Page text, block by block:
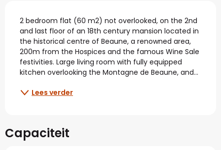
Beschrijving
2 bedroom flat (60 m2) not overlooked, on the 2nd
and last floor of an 18th century mansion located in
the historical centre of Beaune, a renowned area,
200m from the Hospices and the famous Wine Sale
festivities. Large living room with fully equipped
kitchen overlooking the Montagne de Beaune, and...
Lees verder
Capaciteit